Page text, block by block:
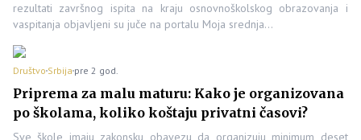
rezultati završnog ispita na kraju osnovnoškolskog obrazovanja i
vaspitanja objavljeni su juče na portalu Moja srednja…
Društvo Srbija pre 2 god.
Priprema za malu maturu: Kako je organizovana
po školama, koliko koštaju privatni časovi?
Sve škole imaju zakonsku obavezu da organizuju minimum deset